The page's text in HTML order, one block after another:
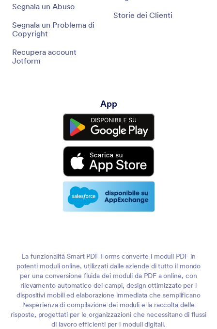
Segnala un Abuso
Segnala un Problema di
Copyright
Recupera account
Jotform
Storie dei Clienti
App
La funzionalità Smart PDF Forms converte i moduli PDF in
potenti moduli online, utilizzati dalle aziende di tutto il mondo
per una conversione fluida dei moduli da PDF a online, con
rilevamento automatico dei campi, design ottimizzato per i
dispositivi mobili ed elaborazione immediata che semplificano
l'esperienza di compilazione dei moduli e la raccolta delle
risposte, progettati per le organizzazioni che necessitano di flussi
di lavoro efficienti per i moduli digitali.